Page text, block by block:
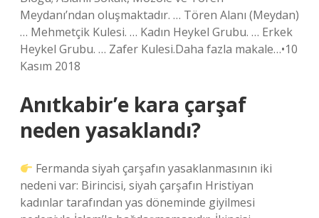
Meydanı’ndan oluşmaktadır. … Tören Alanı (Meydan)
… Mehmetçik Kulesi. … Kadın Heykel Grubu. … Erkek
Heykel Grubu. … Zafer Kulesi.Daha fazla makale…•10
Kasım 2018
Anıtkabir’e kara çarşaf
neden yasaklandı?
Fermanda siyah çarşafın yasaklanmasının iki
nedeni var: Birincisi, siyah çarşafın Hristiyan
kadınlar tarafından yas döneminde giyilmesi